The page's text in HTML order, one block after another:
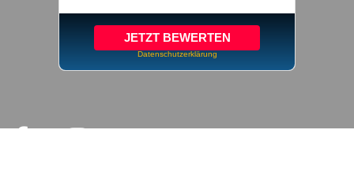
JETZT BEWERTEN
Datenschutzerklärung